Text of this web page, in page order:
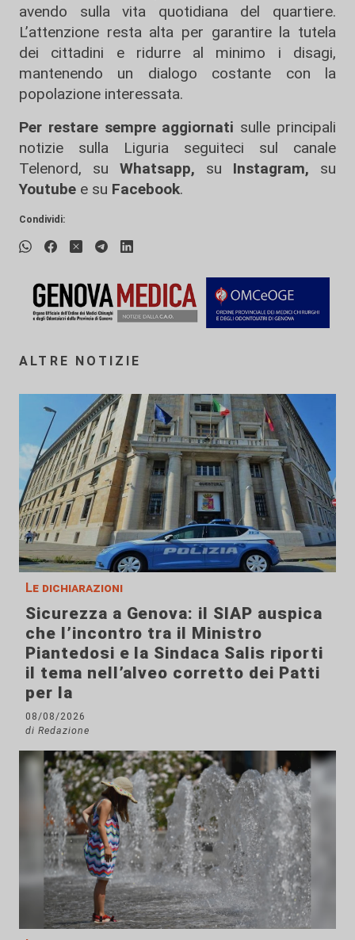
avendo sulla vita quotidiana del quartiere.
L’attenzione resta alta per garantire la tutela
dei cittadini e ridurre al minimo i disagi,
mantenendo un dialogo costante con la
popolazione interessata.
Per restare sempre aggiornati sulle principali
notizie sulla Liguria seguiteci sul canale
Telenord, su
Whatsapp, su Instagram, su
Youtube e su Facebook.
Condividi:
ALTRE NOTIZIE
Le dichiarazioni
Sicurezza a Genova: il SIAP auspica
che l’incontro tra il Ministro
Piantedosi e la Sindaca Salis riporti
il tema nell’alveo corretto dei Patti
per la
08/08/2026
di Redazione